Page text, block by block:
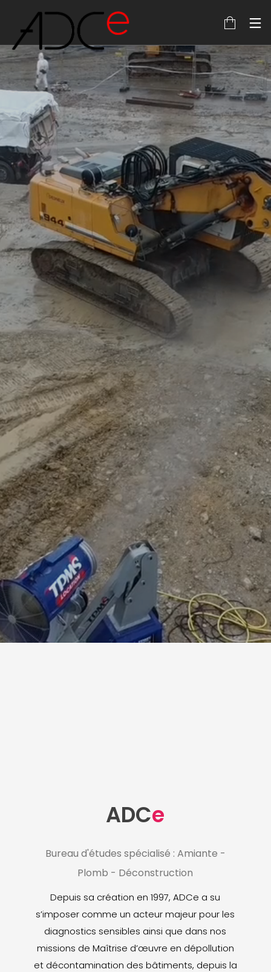
ADCe
Bureau d'études spécialisé : Amiante -
Plomb - Déconstruction
Depuis sa création en 1997, ADCe a su
s’imposer comme un acteur majeur pour les
diagnostics sensibles ainsi que dans nos
missions de Maîtrise d’œuvre en dépollution
et décontamination des bâtiments, depuis la